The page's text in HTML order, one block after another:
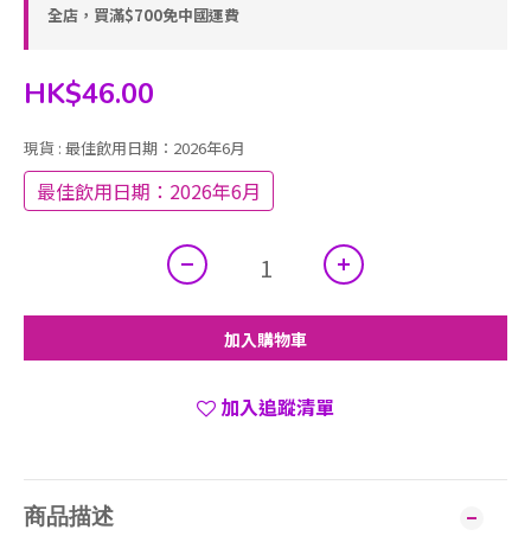
全店，買滿$700免中國運費
HK$46.00
現貨 : 最佳飲用日期：2026年6月
最佳飲用日期：2026年6月
加入購物車
加入追蹤清單
商品描述